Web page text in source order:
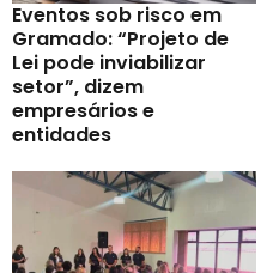
Eventos sob risco em
Gramado: “Projeto de
Lei pode inviabilizar
setor”, dizem
empresários e
entidades